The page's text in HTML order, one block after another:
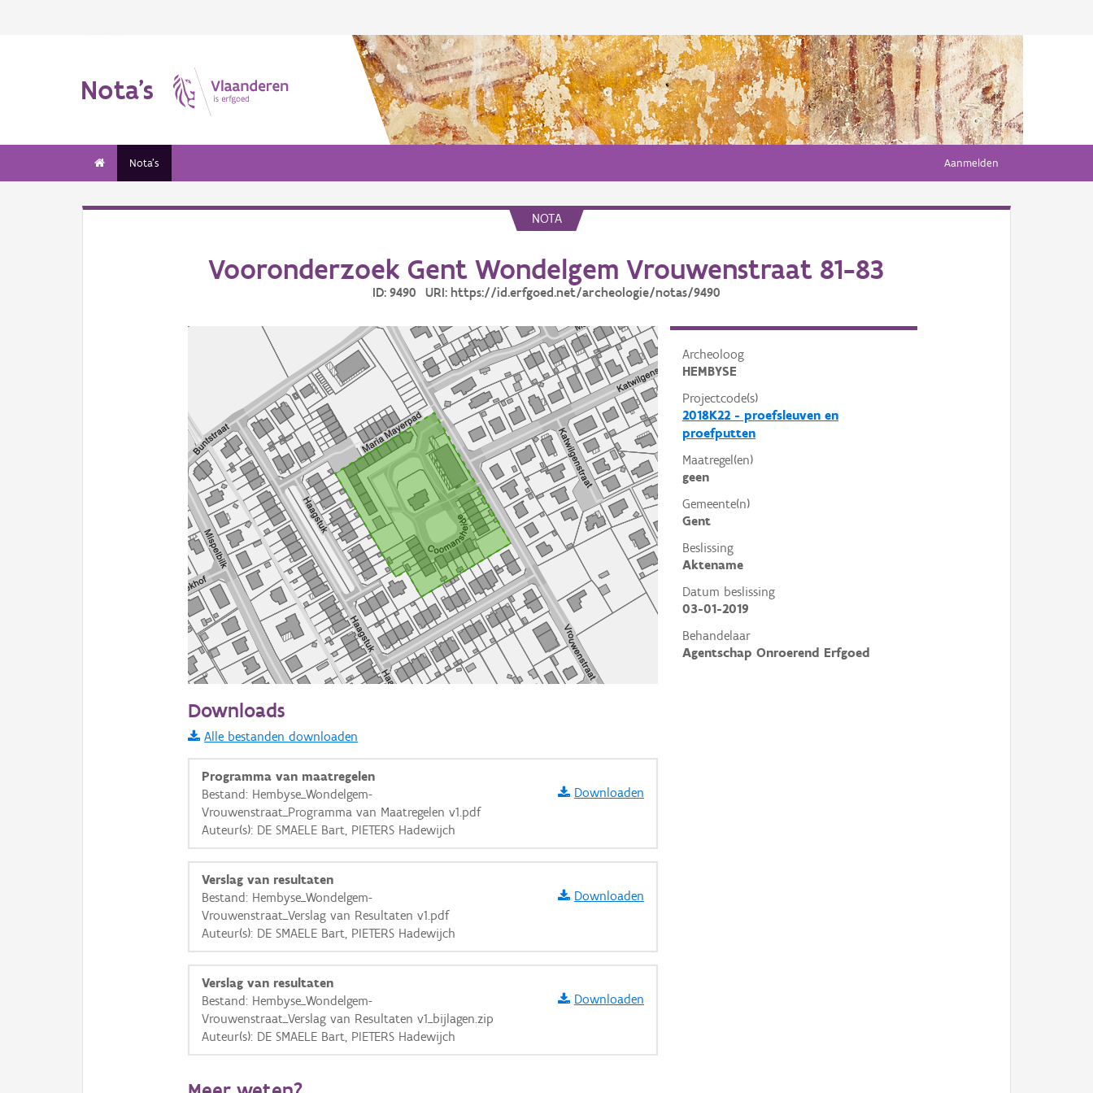
Nota's
Nota's Aanmelden
NOTA
Vooronderzoek Gent Wondelgem Vrouwenstraat 81-83
ID: 9490 URI: https://id.erfgoed.net/archeologie/notas/9490
Archeoloog
HEMBYSE
Projectcode(s)
2018K22 - proefsleuven en
proefputten
Maatregel(en)
geen
Gemeente(n)
Gent
Beslissing
Aktename
Datum beslissing
03-01-2019
Behandelaar
Agentschap Onroerend Erfgoed
Informatie Vlaanderen
i
+ −
Basis Lagen
Ortho
GRB-Basiskaart
Downloads
Alle bestanden downloaden
Programma van maatregelen
Bestand: Hembyse_Wondelgem-
Vrouwenstraat_Programma van Maatregelen v1.pdf
Auteur(s): DE SMAELE Bart, PIETERS Hadewijch
Downloaden
Verslag van resultaten
Bestand: Hembyse_Wondelgem-
Vrouwenstraat_Verslag van Resultaten v1.pdf
Auteur(s): DE SMAELE Bart, PIETERS Hadewijch
Downloaden
Verslag van resultaten
Bestand: Hembyse_Wondelgem-
Vrouwenstraat_Verslag van Resultaten v1_bijlagen.zip
Auteur(s): DE SMAELE Bart, PIETERS Hadewijch
Downloaden